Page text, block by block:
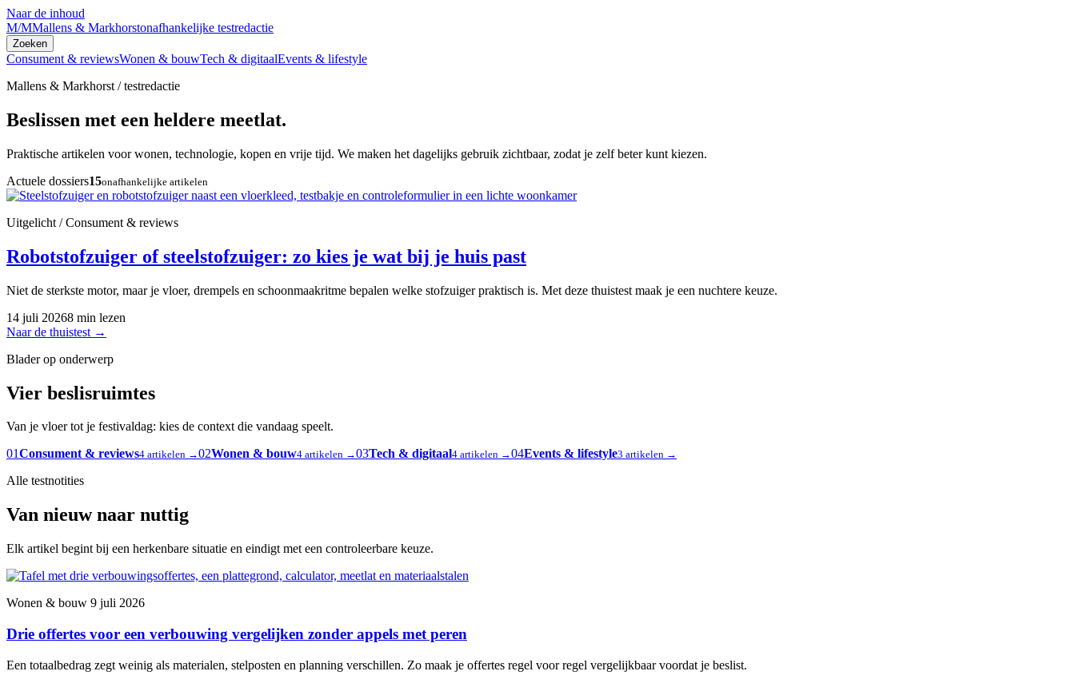
Naar de inhoud
M/MMallens & Markhorstonafhankelijke testredactie
Zoeken
Consument & reviewsWonen & bouwTech & digitaalEvents & lifestyle
Mallens & Markhorst / testredactie
Beslissen met een heldere meetlat.
Praktische artikelen voor wonen, technologie, kopen en vrije tijd. We maken het dagelijks gebruik zichtbaar, zodat je zelf beter kunt kiezen.
Actuele dossiers15onafhankelijke artikelen
Uitgelicht / Consument & reviews
Robotstofzuiger of steelstofzuiger: zo kies je wat bij je huis past
Niet de sterkste motor, maar je vloer, drempels en schoonmaakritme bepalen welke stofzuiger praktisch is. Met deze thuistest maak je een nuchtere keuze.
14 juli 20268 min lezen
Naar de thuistest →
Blader op onderwerp
Vier beslisruimtes
Van je vloer tot je festivaldag: kies de context die vandaag speelt.
01Consument & reviews4 artikelen →02Wonen & bouw4 artikelen →03Tech & digitaal4 artikelen →04Events & lifestyle3 artikelen →
Alle testnotities
Van nieuw naar nuttig
Elk artikel begint bij een herkenbare situatie en eindigt met een controleerbare keuze.
Wonen & bouw 9 juli 2026
Drie offertes voor een verbouwing vergelijken zonder appels met peren
Een totaalbedrag zegt weinig als materialen, stelposten en planning verschillen. Zo maak je offertes regel voor regel vergelijkbaar voordat je beslist.